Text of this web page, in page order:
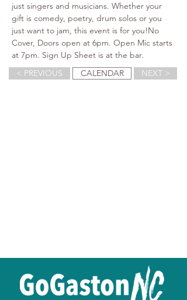
just singers and musicians. Whether your
gift is comedy, poetry, drum solos or you
just want to jam, this event is for you!No
Cover, Doors open at 6pm. Open Mic starts
at 7pm. Sign Up Sheet is at the bar.
< PREVIOUS
CALENDAR NEXT >